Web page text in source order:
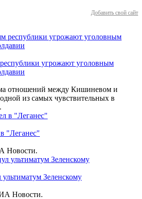
Добавить свой сайт
угрожают уголовным
отношений между Кишиневом и
из самых чувствительных в
"Леганес"
Новости.
Зеленскому
Новости.